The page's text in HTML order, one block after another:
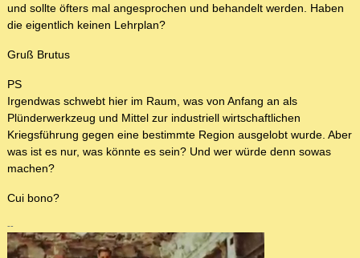
und sollte öfters mal angesprochen und behandelt werden. Haben
die eigentlich keinen Lehrplan?
Gruß Brutus
PS
Irgendwas schwebt hier im Raum, was von Anfang an als
Plünderwerkzeug und Mittel zur industriell wirtschaftlichen
Kriegsführung gegen eine bestimmte Region ausgelobt wurde. Aber
was ist es nur, was könnte es sein? Und wer würde denn sowas
machen?
Cui bono?
--